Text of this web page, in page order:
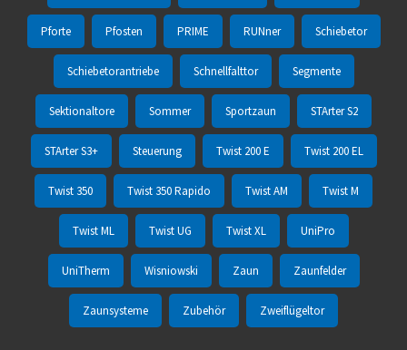
Pforte Pfosten PRIME RUNner Schiebetor
Schiebetorantriebe Schnellfalttor Segmente
Sektionaltore Sommer Sportzaun STArter S2
STArter S3+ Steuerung Twist 200 E Twist 200 EL
Twist 350 Twist 350 Rapido Twist AM Twist M
Twist ML Twist UG Twist XL UniPro
UniTherm Wisniowski Zaun Zaunfelder
Zaunsysteme Zubehör Zweiflügeltor